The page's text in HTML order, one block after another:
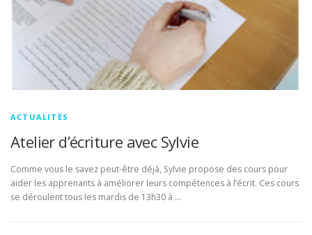
ACTUALITÉS
Atelier d’écriture avec Sylvie
Comme vous le savez peut-être déjà, Sylvie propose des cours pour
aider les apprenants à améliorer leurs compétences à l’écrit. Ces cours
se déroulent tous les mardis de 13h30 à …